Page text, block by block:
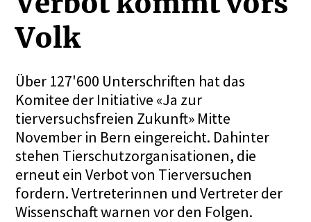
Volk
Über 127'600 Unterschriften hat das
Komitee der Initiative «Ja zur
tierversuchsfreien Zukunft» Mitte
November in Bern eingereicht. Dahinter
stehen Tierschutzorganisationen, die
erneut ein Verbot von Tierversuchen
fordern. Vertreterinnen und Vertreter der
Wissenschaft warnen vor den Folgen.